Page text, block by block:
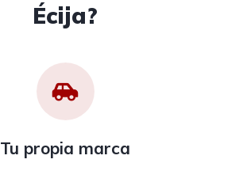
Écija?
Tu propia marca